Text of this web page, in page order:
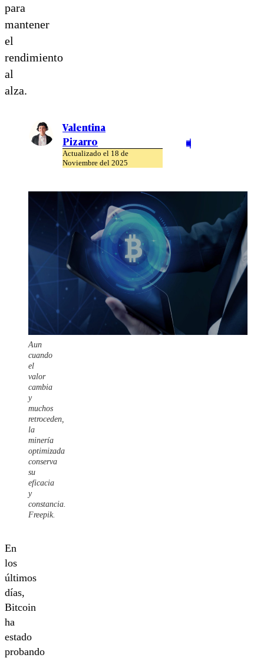
para
mantener
el
rendimiento
al
alza.
Valentina
Pizarro
Actualizado el 18 de
Noviembre del 2025
Aun
cuando
el
valor
cambia
y
muchos
retroceden,
la
minería
optimizada
conserva
su
eficacia
y
constancia.
Freepik.
En
los
últimos
días,
Bitcoin
ha
estado
probando